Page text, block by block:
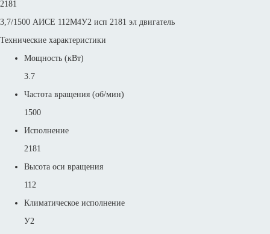
2181
3,7/1500 АИСЕ 112М4У2 исп 2181 эл двигатель
Технические характеристики
Мощность (кВт)
3.7
Частота вращения (об/мин)
1500
Исполнение
2181
Высота оси вращения
112
Климатическое исполнение
У2